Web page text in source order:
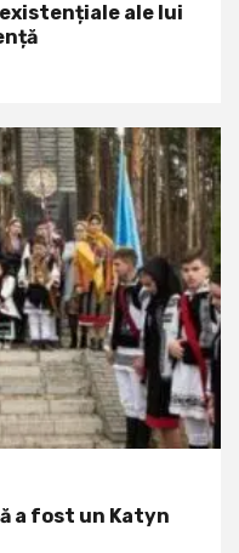
ale lui
a fost un Katyn